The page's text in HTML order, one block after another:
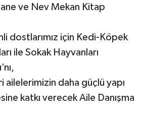
ve Nev Mekan Kitap
dostlarımız için Kedi-Köpek
ile Sokak Hayvanları
ailelerimizin daha güçlü yapı
katkı verecek Aile Danışma